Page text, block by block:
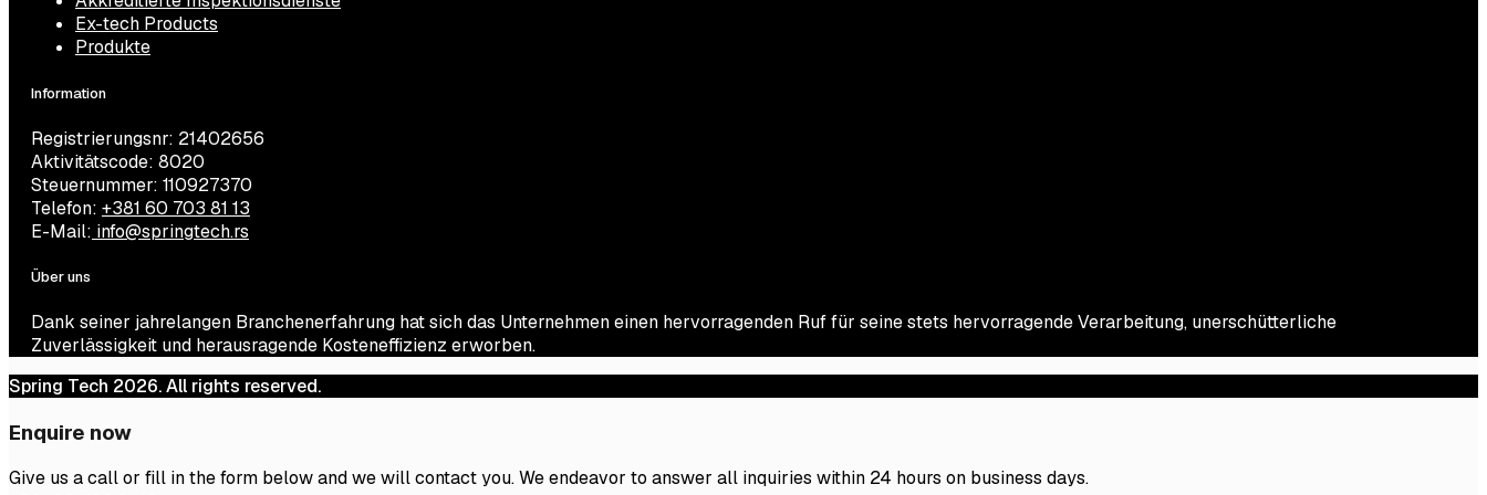
Ex-tech Products
Produkte
Information
Registrierungsnr: 21402656
Aktivitätscode: 8020
Steuernummer: 110927370
Telefon: +381 60 703 81 13
E-Mail: info@springtech.rs
Über uns
Dank seiner jahrelangen Branchenerfahrung hat sich das Unternehmen einen hervorragenden Ruf für seine stets hervorragende Verarbeitung, unerschütterliche
Zuverlässigkeit und herausragende Kosteneffizienz erworben.
Spring Tech 2026. All rights reserved.
Enquire now
Give us a call or fill in the form below and we will contact you. We endeavor to answer all inquiries within 24 hours on business days.